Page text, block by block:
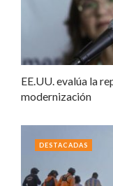
EE.UU. evalúa la
modernización
DESTACADAS